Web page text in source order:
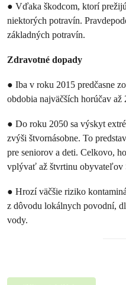
● Vďaka škodcom, ktorí
niektorých potravín.
základných potravín.
Zdravotné dopady
● Iba v roku 2015 predčasne
obdobia najväčších horúčav
● Do roku 2050 sa výskyt
zvýši štvornásobne. To
pre seniorov a deti. Celkovo,
vplývať až štvrtinu obyvateľov
● Hrozí väčšie riziko
z dôvodu lokálnych povodní,
vody.